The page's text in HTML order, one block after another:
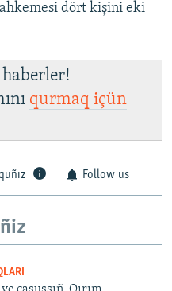
dört kişini eki
haberler!
qurmaq içün
Follow us